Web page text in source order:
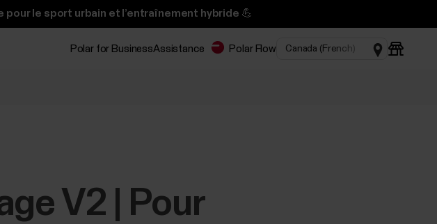
le sport urbain et l’entraînement hybride 💪
Polar for BusinessAssistance Polar Flow
V2 | Pour